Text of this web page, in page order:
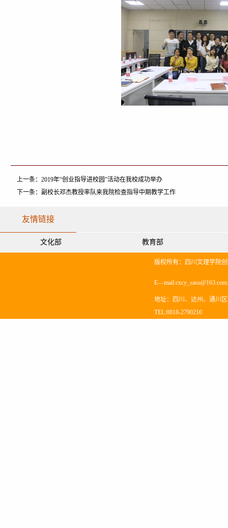
上一条： 2019年“创业指导进校园”活动在我校成功举办
下一条： 副校长邓杰教授率队来我院检查指导中期教学工作
友情链接
文化部 教育部
版权所有：四川文理学院
地址：四川、达州、通川
TEL:0818-2790210